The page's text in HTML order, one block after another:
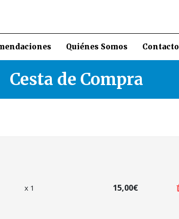
Quiénes Somos Contacto
Cesta de Compra
x 1 15,00€